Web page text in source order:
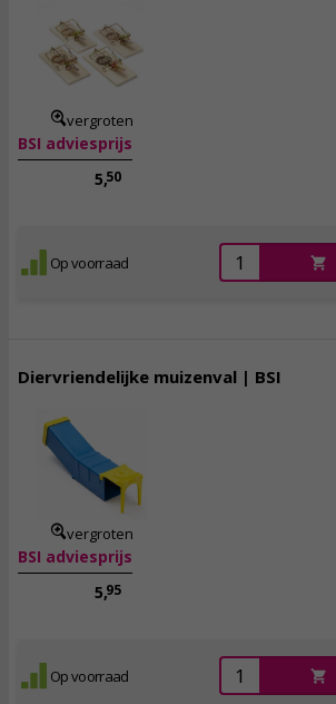
vergroten
BSI adviesprijs
5,50
Op voorraad
Diervriendelijke muizenval | BSI
vergroten
BSI adviesprijs
5,95
Op voorraad